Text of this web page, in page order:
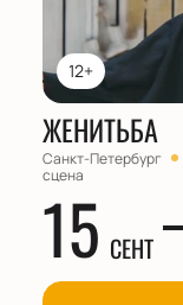
12+
ЖЕНИТЬБА
Санкт-Петербург
сцена
15 СЕНТ